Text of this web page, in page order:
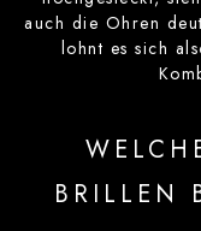
auch die Ohren
lohnt es sich
BRILLEN